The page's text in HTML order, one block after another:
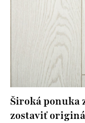
Široká ponuka
zostaviť